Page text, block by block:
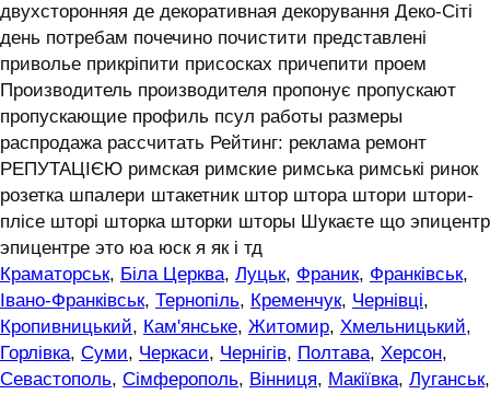
двухсторонняя де декоративная декорування Деко-Сіті
день потребам почечино почистити представлені
приволье прикріпити присосках причепити проем
Производитель производителя пропонує пропускают
пропускающие профиль псул работы размеры
распродажа рассчитать Рейтинг: реклама ремонт
РЕПУТАЦІЄЮ римская римские римська римські ринок
розетка шпалери штакетник штор штора штори штори-
плісе шторі шторка шторки шторы Шукаєте що эпицентр
эпицентре это юа юск я як і тд
Краматорськ, Біла Церква, Луцьк, Франик, Франківськ,
Івано-Франківськ, Тернопіль, Кременчук, Чернівці,
Кропивницький, Кам'янське, Житомир, Хмельницький,
Горлівка, Суми, Черкаси, Чернігів, Полтава, Херсон,
Севастополь, Сімферополь, Вінниця, Макіївка, Луганськ,